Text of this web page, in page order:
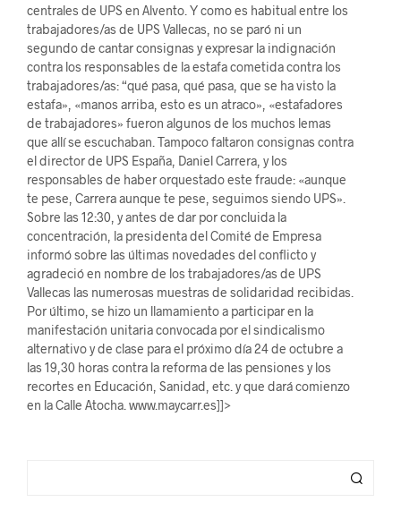
centrales de UPS en Alvento. Y como es habitual entre los
trabajadores/as de UPS Vallecas, no se paró ni un
segundo de cantar consignas y expresar la indignación
contra los responsables de la estafa cometida contra los
trabajadores/as: “qué pasa, qué pasa, que se ha visto la
estafa», «manos arriba, esto es un atraco», «estafadores
de trabajadores» fueron algunos de los muchos lemas
que allí se escuchaban. Tampoco faltaron consignas contra
el director de UPS España, Daniel Carrera, y los
responsables de haber orquestado este fraude: «aunque
te pese, Carrera aunque te pese, seguimos siendo UPS».
Sobre las 12:30, y antes de dar por concluida la
concentración, la presidenta del Comité de Empresa
informó sobre las últimas novedades del conflicto y
agradeció en nombre de los trabajadores/as de UPS
Vallecas las numerosas muestras de solidaridad recibidas.
Por último, se hizo un llamamiento a participar en la
manifestación unitaria convocada por el sindicalismo
alternativo y de clase para el próximo día 24 de octubre a
las 19,30 horas contra la reforma de las pensiones y los
recortes en Educación, Sanidad, etc. y que dará comienzo
en la Calle Atocha. www.maycarr.es]]>